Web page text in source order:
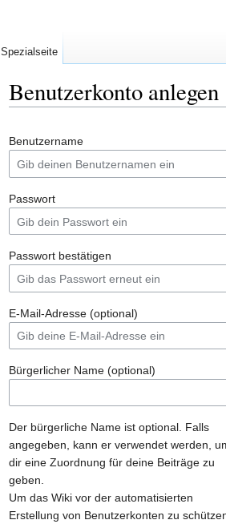
Benutzerkonto anlegen
Benutzername
Passwort
Passwort bestätigen
E-Mail-Adresse (optional)
Bürgerlicher Name (optional)
Der bürgerliche Name ist optional. Falls
angegeben, kann er verwendet werden,
dir eine Zuordnung für deine Beiträge zu
geben.
Um das Wiki vor der automatisierten
Erstellung von Benutzerkonten zu
Spezialseite